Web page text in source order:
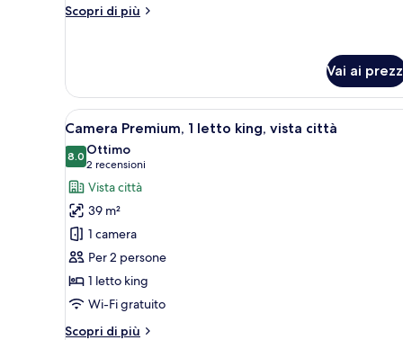
da
Scopri di più
Altri
camera
da
letto
Vai ai
Apri
tutte
le
foto
per
Camera
Premium,
1
letto
king,
vista
Una camera d'albergo
10
Camera Premium, 1 letto king, vista città
8.08.0 su 10
Ottimo
2 recensioni
(2
recensioni)
Vista città
39 m²
1 camera
Per 2 persone
1 letto king
Wi-Fi gratuito
Scopri di più
Altri